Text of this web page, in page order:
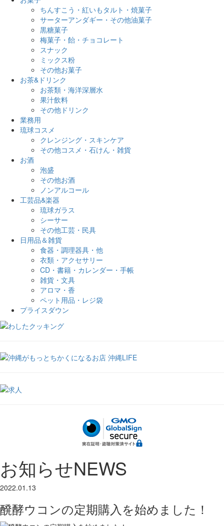
ちんすこう・紅いもタルト・焼菓子
サーターアンダギー・その他油菓子
黒糖菓子
梅菓子・飴・チョコレート
スナック
ミックス粉
その他お菓子
お茶&ドリンク
お茶類・海洋深層水
果汁飲料
その他ドリンク
業務用
琉球コスメ
クレンジング・スキンケア
その他コスメ・石けん・雑貨
お酒
泡盛
その他お酒
ノンアルコール
工芸品&楽器
琉球ガラス
シーサー
その他工芸・民具
日用品＆雑貨
食器・調理器具・他
衣類・アクセサリー
CD・書籍・カレンダー・手帳
雑貨・文具
アロマ・香
ペット用品・レジ袋
プライスダウン
お知らせNEWS
2022.01.13
醗酵ウコンの定期購入を始めました！